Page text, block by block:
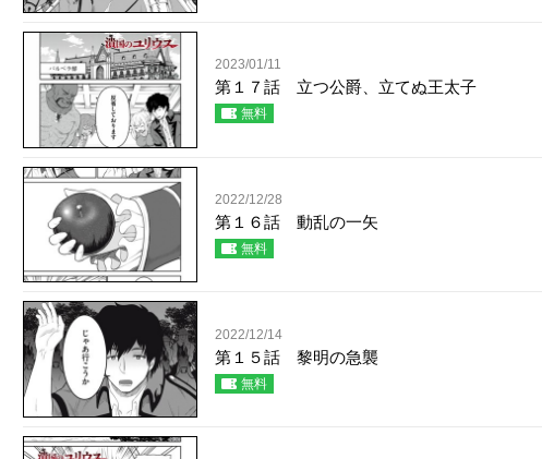
2023/01/11
第１７話 立つ公爵、立てぬ王太子
無料
2022/12/28
第１６話 動乱の一矢
無料
2022/12/14
第１５話 黎明の急襲
無料